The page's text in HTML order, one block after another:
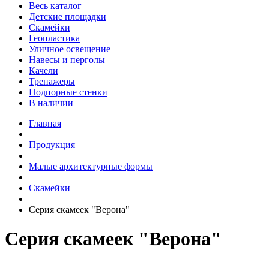
Весь каталог
Детские площадки
Скамейки
Геопластика
Уличное освещение
Навесы и перголы
Качели
Тренажеры
Подпорные стенки
В наличии
Главная
Продукция
Малые архитектурные формы
Скамейки
Серия скамеек "Верона"
Серия скамеек "Верона"